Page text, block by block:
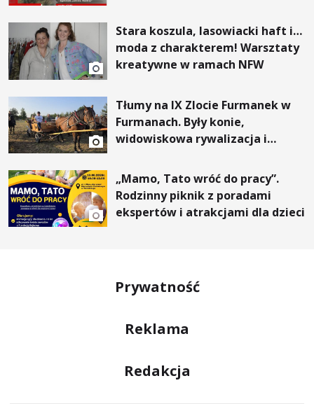
Stara koszula, lasowiacki haft i…
moda z charakterem! Warsztaty
kreatywne w ramach NFW
Tłumy na IX Zlocie Furmanek w
Furmanach. Były konie,
widowiskowa rywalizacja i
„Mamo, Tato wróć do pracy”.
Rodzinny piknik z poradami
ekspertów i atrakcjami dla dzieci
Prywatność
Reklama
Redakcja